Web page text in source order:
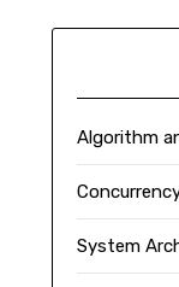
Algorithm
System